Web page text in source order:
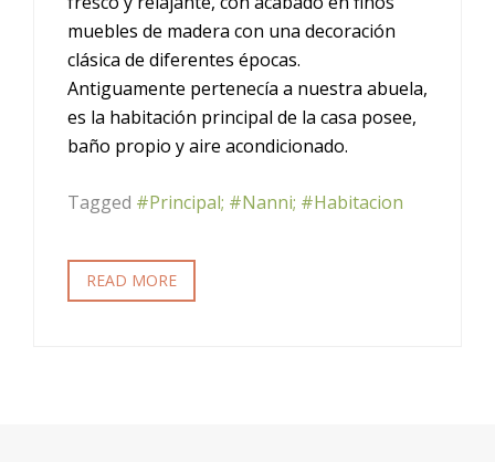
muebles de madera con una decoración
clásica de diferentes épocas.
Antiguamente pertenecía a nuestra abuela,
es la habitación principal de la casa posee,
baño propio y aire acondicionado.
Tagged #Principal; #Nanni; #Habitacion
READ MORE